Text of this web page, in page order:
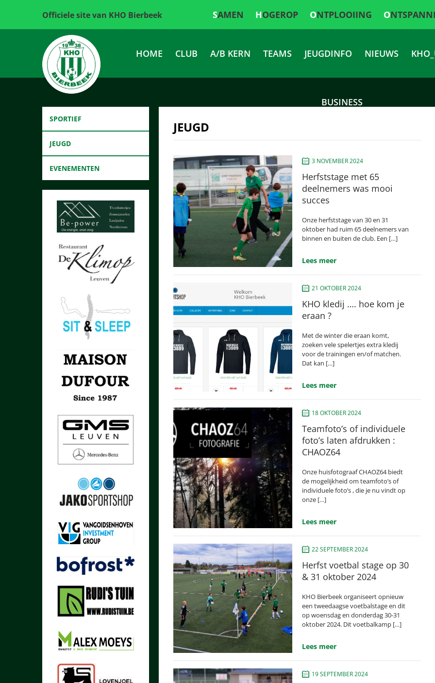
Officiele site van KHO Bierbeek SAMEN HOGEROP ONTPLOOIING
HOME CLUB A/B KERN TEAMS JEUGDINFO NIEUWS
BUSINESS
SPORTIEF
JEUGD
EVENEMENTEN
JEUGD
3 NOVEMBER 2024
Herfststage met 65
deelnemers was mooi
succes
Onze herfststage van 30 en 31
oktober had ruim 65 deelnemers van
binnen en buiten de club. Een […]
Lees meer
21 OKTOBER 2024
KHO kledij …. hoe kom je
eraan ?
Met de winter die eraan komt,
zoeken vele spelertjes extra kledij
voor de trainingen en/of matchen.
Dat kan […]
Lees meer
18 OKTOBER 2024
Teamfoto’s of individuele
foto’s laten afdrukken :
CHAOZ64
Onze huisfotograaf CHAOZ64 biedt
de mogelijkheid om teamfoto’s of
individuele foto’s , die je nu vindt op
onze […]
Lees meer
22 SEPTEMBER 2024
Herfst voetbal stage op 30
& 31 oktober 2024
KHO Bierbeek organiseert opnieuw
een tweedaagse voetbalstage en dit
op woensdag en donderdag 30-31
oktober 2024. Dit voetbalkamp […]
Lees meer
19 SEPTEMBER 2024